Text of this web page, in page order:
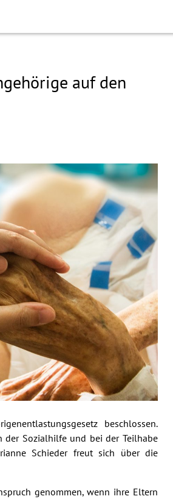
auf den
beschlossen.
der Sozialhilfe und bei der Teilhabe
Schieder freut sich über die
genommen, wenn ihre Eltern